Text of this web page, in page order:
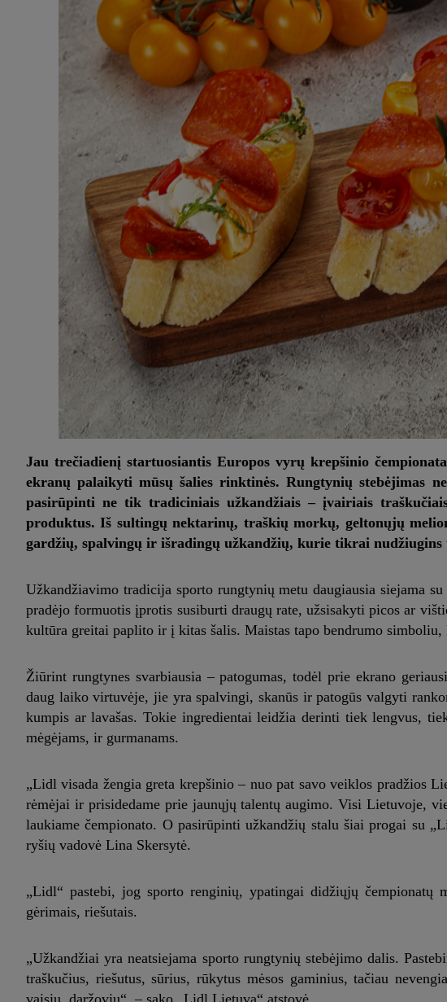
Jau trečiadienį startuosiantis Europos vyrų krepšinio
ekranų palaikyti mūsų šalies rinktinės. Rungtynių stebėjimas
pasirūpinti ne tik tradiciniais užkandžiais – įvairiais
produktus. Iš sultingų nektarinų, traškių morkų, geltonųjų
gardžių, spalvingų ir išradingų užkandžių, kurie tikrai
Užkandžiavimo tradicija sporto rungtynių metu daugiausia siejama
pradėjo formuotis įprotis susiburti draugų rate, užsisakyti picos ar
kultūra greitai paplito ir į kitas šalis. Maistas tapo bendrumo simboliu,
Žiūrint rungtynes svarbiausia – patogumas, todėl prie ekrano
daug laiko virtuvėje, jie yra spalvingi, skanūs ir patogūs valgyti
kumpis ar lavašas. Tokie ingredientai leidžia derinti tiek lengvus,
mėgėjams, ir gurmanams.
„Lidl visada žengia greta krepšinio – nuo pat savo veiklos pradžios
rėmėjai ir prisidedame prie jaunųjų talentų augimo. Visi Lietuvoje,
laukiame čempionato. O pasirūpinti užkandžių stalu šiai progai su
ryšių vadovė Lina Skersytė.
„Lidl“ pastebi, jog sporto renginių, ypatingai didžiųjų čempionatų
gėrimais, riešutais.
„Užkandžiai yra neatsiejama sporto rungtynių stebėjimo dalis.
traškučius, riešutus, sūrius, rūkytus mėsos gaminius, tačiau